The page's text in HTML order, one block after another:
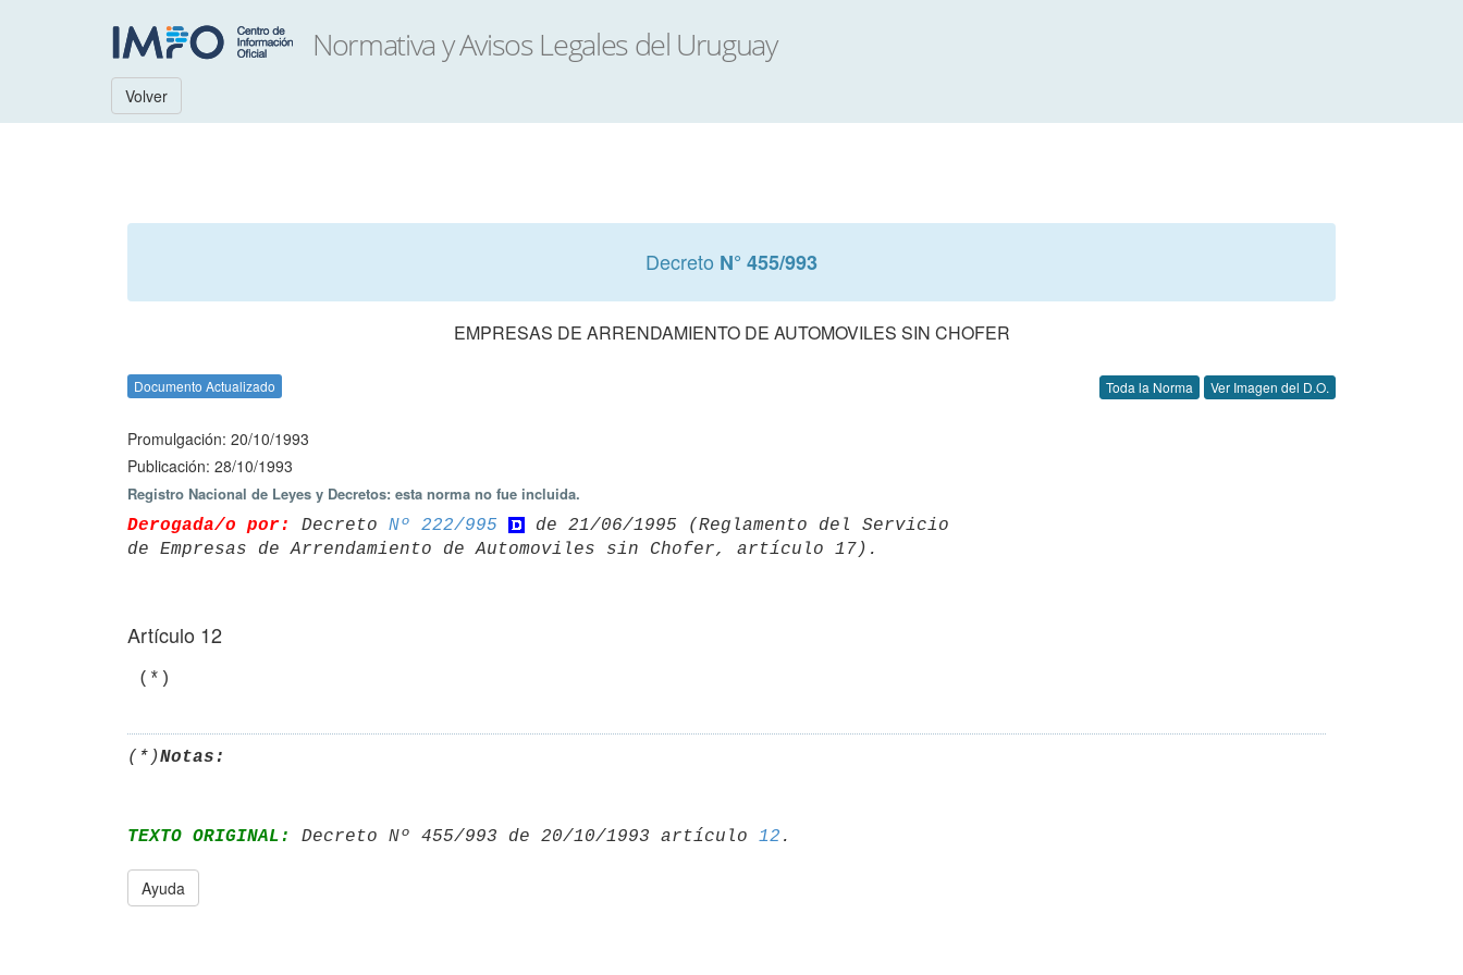
Volver
Decreto N° 455/993
EMPRESAS DE ARRENDAMIENTO DE AUTOMOVILES SIN CHOFER
Documento Actualizado Toda la Norma Ver Imagen del D.O.
Promulgación: 20/10/1993
Publicación: 28/10/1993
Registro Nacional de Leyes y Decretos: esta norma no fue incluida.
Derogada/o por: Decreto Nº 222/995
de 21/06/1995 (Reglamento del Servicio
Artículo 12
(*)Notas:
TEXTO ORIGINAL: Decreto Nº 455/993 de 20/10/1993 artículo 12
Ayuda